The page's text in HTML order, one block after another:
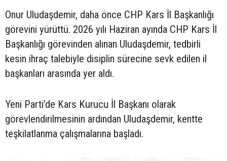
Onur Uludaşdemir, daha önce CHP Kars İl Başkanlığı
görevini yürüttü. 2026 yılı Haziran ayında CHP Kars İl
Başkanlığı görevinden alınan Uludaşdemir, tedbirli
kesin ihraç talebiyle disiplin sürecine sevk edilen il
başkanları arasında yer aldı.
Yeni Parti’de Kars Kurucu İl Başkanı olarak
görevlendirilmesinin ardından Uludaşdemir, kentte
teşkilatlanma çalışmalarına başladı.